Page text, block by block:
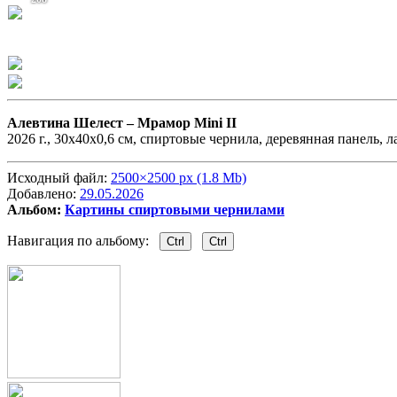
Алевтина Шелест –Мрамор Mini II
2026 г., 30х40х0,6 см, спиртовые чернила, деревянная панель,
Исходный файл: 2500×2500 px (1.8 Mb)
Добавлено: 29.05.2026
Альбом: Картины спиртовыми чернилами
Навигация по альбому: Ctrl Ctrl